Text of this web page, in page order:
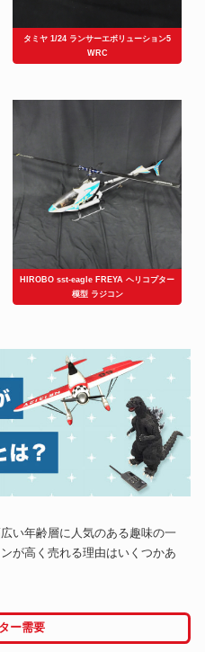
タミヤ 1/24 ランサーエボリューション5
WRC
HIROBO sst-eagle FREYA ヘリコプター
模型 ラジコン
い年齢層に人気のある趣味の一
が高く売れる理由はいくつかあ
ー需要